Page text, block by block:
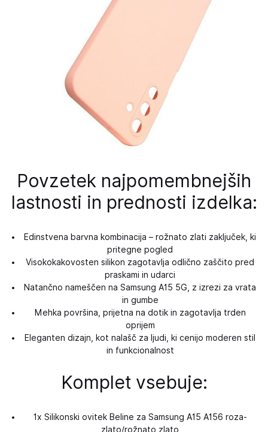
Povzetek najpomembnejših
lastnosti in prednosti izdelka:
Edinstvena barvna kombinacija – rožnato zlati zaključek, ki
pritegne pogled
Visokokakovosten silikon zagotavlja odlično zaščito pred
praskami in udarci
Natančno nameščen na Samsung A15 5G, z izrezi za vrata
in gumbe
Mehka površina, prijetna na dotik in zagotavlja trden
oprijem
Eleganten dizajn, kot nalašč za ljudi, ki cenijo moderen stil
in funkcionalnost
Komplet vsebuje:
1x Silikonski ovitek Beline za Samsung A15 A156 roza-
zlato/rožnato zlato